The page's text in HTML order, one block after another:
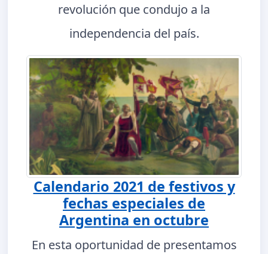
revolución que condujo a la
independencia del país.
Calendario 2021 de festivos y
fechas especiales de
Argentina en octubre
En esta oportunidad de presentamos